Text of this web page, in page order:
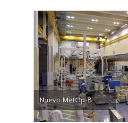
Nuevo MetOp-B